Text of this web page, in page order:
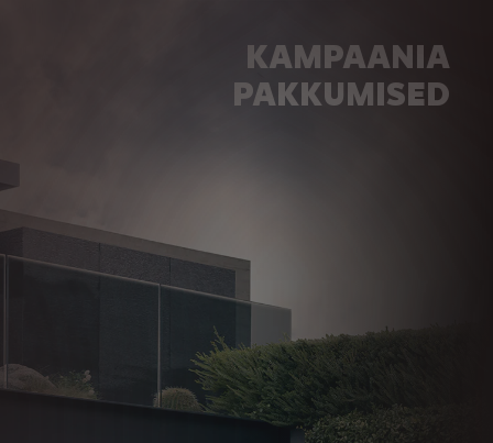
KAMPAANIA
PAKKUMISED